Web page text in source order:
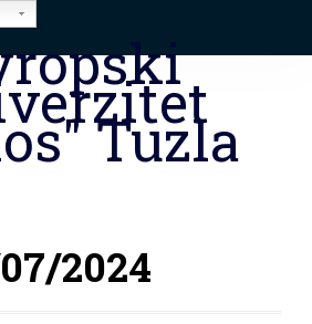
Tuzla
2024